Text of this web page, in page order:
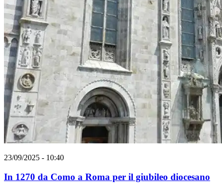
23/09/2025 - 10:40
In 1270 da Como a Roma per il giubileo diocesano